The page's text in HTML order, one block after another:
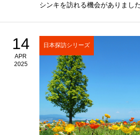
シンキを訪れる機会がありまし
14
APR
2025
日本探訪シリーズ